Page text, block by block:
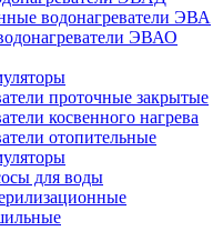
водонагреватели ЭВА
ЭВАО
проточные закрытые
косвенного нагрева
отопительные
для воды